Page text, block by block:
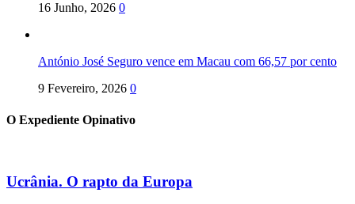
16 Junho, 2026 0
António José Seguro vence em Macau com 66,57 por cento
9 Fevereiro, 2026 0
O Expediente Opinativo
Ucrânia. O rapto da Europa